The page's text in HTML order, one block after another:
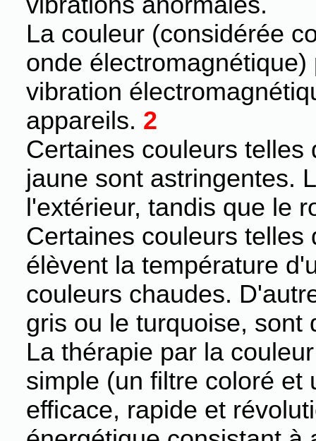
La couleur (considérée
onde
vibration
appareils. 2
Certaines couleurs
jaune sont astringentes.
l'extérieur, tandis que le
Certaines couleurs
élèvent la température
couleurs chaudes.
gris ou le turquoise, sont
La thérapie par la
simple (un filtre coloré et
efficace, rapide et